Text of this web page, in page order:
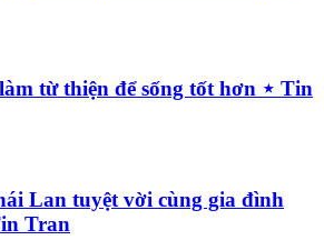
từ thiện để sống tốt hơn ⋆ Tin
Lan tuyệt vời cùng gia đình
Tran